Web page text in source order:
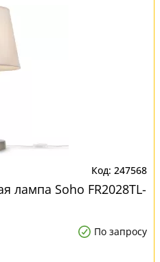
247568
лампа Soho FR2028TL-
По запросу